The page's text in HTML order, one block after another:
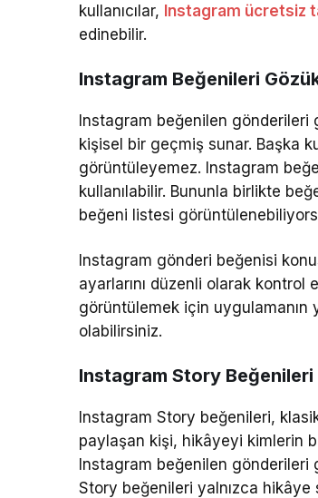
kullanıcılar, Instagram ücretsiz
edinebilir.
Instagram Beğenileri
Instagram beğenilen gönderileri
kişisel bir geçmiş sunar. Başka
görüntüleyemez. Instagram
kullanılabilir. Bununla birlikte
beğeni listesi
Instagram gönderi beğenisi
ayarlarını düzenli olarak kontrol
görüntülemek için
olabilirsiniz.
Instagram Story Beğenileri
Instagram Story beğenileri,
paylaşan kişi, hikâyeyi kimlerin
Instagram beğenilen gönderileri
Story beğenileri yalnızca